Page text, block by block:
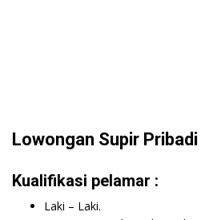
Lowongan Supir Pribadi
Kualifikasi pelamar :
Laki – Laki.